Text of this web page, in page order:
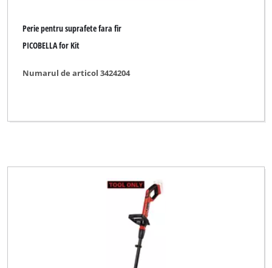
Perie pentru suprafete fara fir
PICOBELLA for Kit
Numarul de articol 3424204